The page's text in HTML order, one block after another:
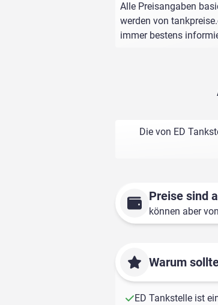
Alle Preisangaben
werden von
immer bestens
Die von ED
Preise sind
können aber
Warum
ED Tankstelle ist